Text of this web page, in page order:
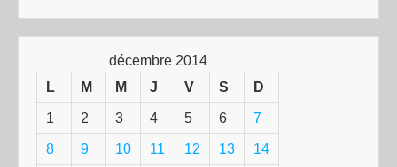
décembre 2014
L
M M J V S D
1 2 3 4 5 6 7
8 9 10 11 12 13 14